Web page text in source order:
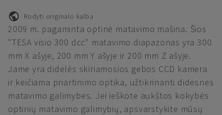
Rodyti originalo kalba
2009 m. pagaminta optinė matavimo mašina. Šios
"TESA visio 300 dcc" matavimo diapazonas yra 300
mm X ašyje, 200 mm Y ašyje ir 200 mm Z ašyje.
Jame yra didelės skiriamosios gebos CCD kamera
ir keičiama priartinimo optika, užtikrinanti didesnes
matavimo galimybes. Jei ieškote aukštos kokybės
optinių matavimo galimybių, apsvarstykite mūsų